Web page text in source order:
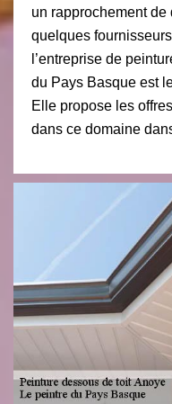
un rapprochement
quelques
l’entreprise de
du Pays Basque est
Elle propose les
dans ce domaine